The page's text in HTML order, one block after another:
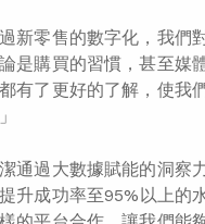
新零售的數字化，我們
是購買的習慣，甚至媒
有了更好的了解，使我
通過大數據賦能的洞察
升成功率至95%以上的